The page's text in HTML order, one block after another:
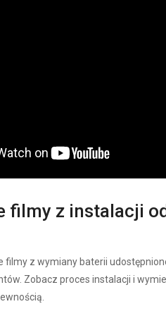
filmy z instalacji
filmy z wymiany baterii
Zobacz proces instalacji i